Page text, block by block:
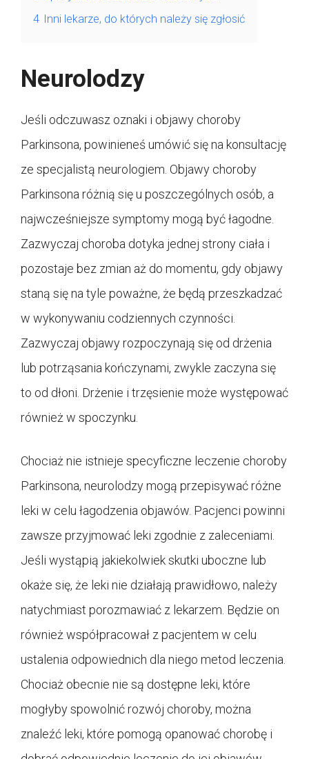
4 Inni lekarze, do których należy się zgłosić
Neurolodzy
Jeśli odczuwasz oznaki i objawy choroby
Parkinsona, powinieneś umówić się na konsultację
ze specjalistą neurologiem. Objawy choroby
Parkinsona różnią się u poszczególnych osób, a
najwcześniejsze symptomy mogą być łagodne.
Zazwyczaj choroba dotyka jednej strony ciała i
pozostaje bez zmian aż do momentu, gdy objawy
staną się na tyle poważne, że będą przeszkadzać
w wykonywaniu codziennych czynności.
Zazwyczaj objawy rozpoczynają się od drżenia
lub potrząsania kończynami, zwykle zaczyna się
to od dłoni. Drżenie i trzęsienie może występować
również w spoczynku.
Chociaż nie istnieje specyficzne leczenie choroby
Parkinsona, neurolodzy mogą przepisywać różne
leki w celu łagodzenia objawów. Pacjenci powinni
zawsze przyjmować leki zgodnie z zaleceniami.
Jeśli wystąpią jakiekolwiek skutki uboczne lub
okaże się, że leki nie działają prawidłowo, należy
natychmiast porozmawiać z lekarzem. Będzie on
również współpracował z pacjentem w celu
ustalenia odpowiednich dla niego metod leczenia.
Chociaż obecnie nie są dostępne leki, które
mogłyby spowolnić rozwój choroby, można
znaleźć leki, które pomogą opanować chorobę i